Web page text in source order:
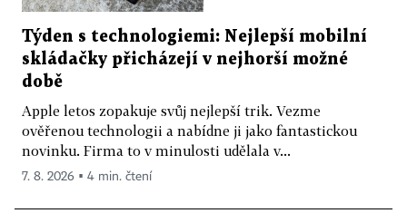
Týden s technologiemi: Nejlepší mobilní
skládačky přicházejí v nejhorší možné
době
Apple letos zopakuje svůj nejlepší trik. Vezme
ověřenou technologii a nabídne ji jako fantastickou
novinku. Firma to v minulosti udělala v...
7. 8. 2026 ▪ 4 min. čtení